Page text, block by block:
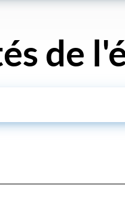
de